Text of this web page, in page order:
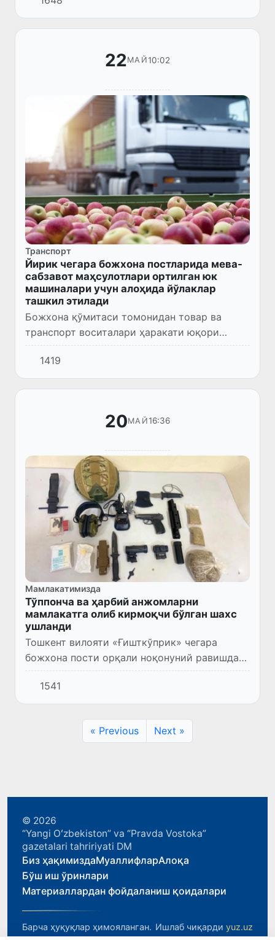
22МАЙ10:02
Транспорт
Йирик чегара божхона постларида мева-
сабзавот маҳсулотлари ортилган юк
машиналари учун алоҳида йўлаклар
ташкил этилади
Божхона қўмитаси томонидан товар ва
транспорт воситалари ҳаракати юқори
бўлган йирик чегара божхона постларида
мева-сабзавот маҳсулотлари экспортини
устувор тартибда тезкорлик била...
1419
20МАЙ16:36
Мамлакатимизда
Тўппонча ва ҳарбий анжомларни
мамлакатга олиб кирмоқчи бўлган шахс
ушланди
Тошкент вилояти «Ғишткўприк» чегара
божхона пости орқали ноқонуний равишда
олиб киришга уринилган қурол тўхтатиб
қолинди.
1541
« Previous Next »
© 2026
“Yangi Oʻzbekiston” va “Pravda Vostoka”
gazetalari tahririyati DM
Биз ҳақимиздаМуаллифларАлоқа
Бўш иш ўринлари
Материаллардан фойдаланиш қоидалари
Барча ҳуқуқлар ҳимояланган. Ишлаб чиқарди yuz.uz